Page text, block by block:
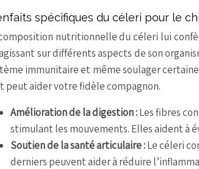
spécifiques du céleri pour le
nutritionnelle du céleri lui
sur différents aspects de son
immunitaire et même soulager
peut aider votre fidèle compagnon.
Amélioration de la digestion :Les fibres
stimulant les mouvements. Elles aident à
Soutien de la santé articulaire :Le céleri
derniers peuvent aider à réduire